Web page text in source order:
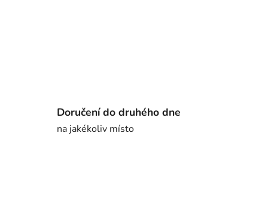
Doručení do druhého dne
na jakékoliv místo